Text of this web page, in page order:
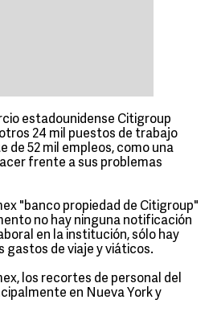
estadounidense Citigroup
24 mil puestos de trabajo
de 52 mil empleos, como una
frente a sus problemas
"banco propiedad de Citigroup"
no hay ninguna notificación
en la institución, sólo hay
gastos de viaje y viáticos.
los recortes de personal del
en Nueva York y